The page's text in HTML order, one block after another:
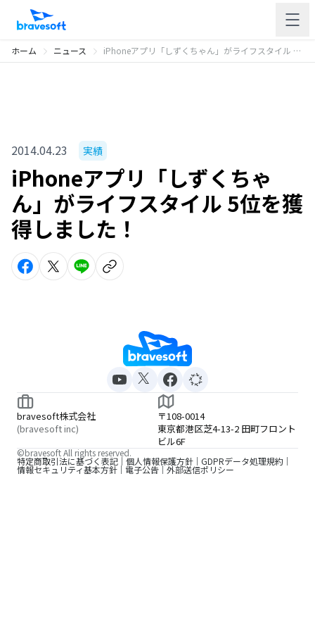
ホーム ニュース iPhoneアプリ「しずくちゃん」がライフスタイル 5位を獲得しました！
2014.04.23 実績
iPhoneアプリ「しずくちゃ
ん」がライフスタイル 5位を獲
得しました！
bravesoft株式会社
(bravesoft inc)
〒108-0014
東京都港区芝4-13-2 田町フロント
ビル6F
特定商取引法に基づく表記 個人情報保護方針 GDPRデータ処理規約
情報セキュリティ基本方針 電子公告 外部送信ポリシー
©bravesoft All rights reserved.